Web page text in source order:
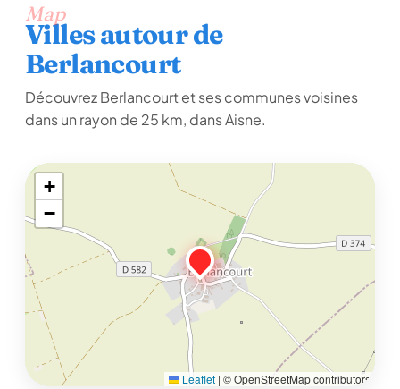
Map
Villes autour de
Berlancourt
Découvrez Berlancourt et ses communes voisines
dans un rayon de 25 km, dans Aisne.
+
−
Leaflet | © OpenStreetMap contributors